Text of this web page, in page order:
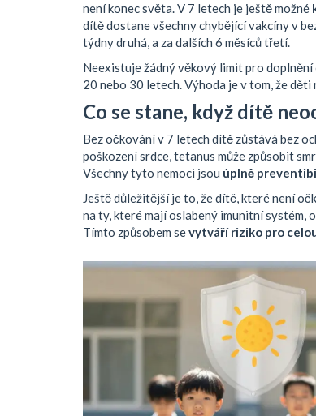
není konec světa. V 7 letech je ještě možné
dítě dostane všechny chybějící vakcíny v
týdny druhá, a za dalších 6 měsíců třetí.
Neexistuje žádný věkový limit pro
20 nebo 30 letech. Výhoda je v tom, že
Co se stane, když dítě
Bez očkování v 7 letech dítě zůstává bez
poškození srdce, tetanus může způsobit
Všechny tyto nemoci jsou úplně
Ještě důležitější je to, že dítě, které není
na ty, které mají oslabený imunitní systém,
Tímto způsobem sevytváří riziko pro